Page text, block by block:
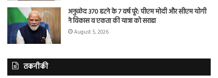
अनुच्छेद 370 हटने के 7 वर्ष पूरे: पीएम मोदी और सीएम योगी
ने विकास व एकता की यात्रा को सराहा
August 5, 2026
तकनीकी